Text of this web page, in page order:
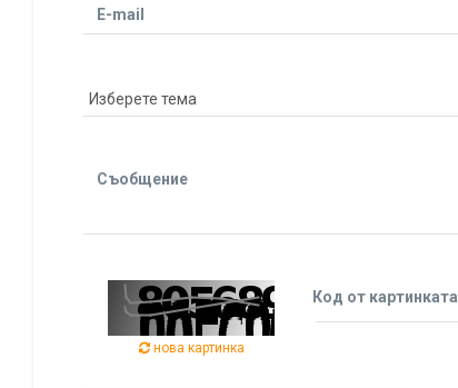
E-mail
Съобщение
нова картинка
Код от картинката